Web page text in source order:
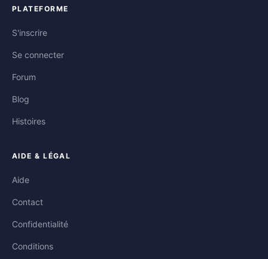
PLATEFORME
S'inscrire
Se connecter
Forum
Blog
Histoires
AIDE & LÉGAL
Aide
Contact
Confidentialité
Conditions